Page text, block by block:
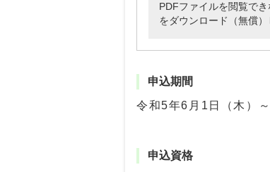
PDFファイルを閲覧で
をダウンロード（無償）
申込期間
令和5年6月1日（木）
申込資格